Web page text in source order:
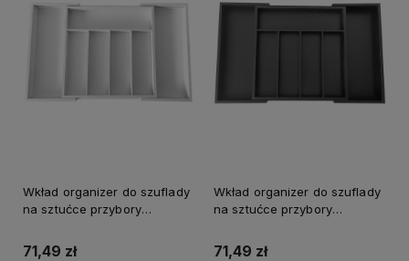
Wkład organizer do szuflady
na sztućce przybory
71,49 zł
Wkład organizer do szuflady
na sztućce przybory
71,49 zł